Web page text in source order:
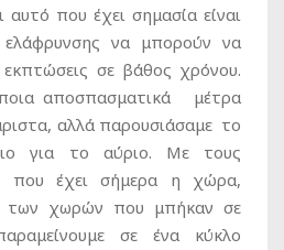
που έχει σημασία είναι
να μπορούν να
σε βάθος χρόνου.
αποσπασματικά μέτρα
αλλά παρουσιάσαμε το
για το αύριο. Με τους
που έχει σήμερα η χώρα,
των χωρών που μπήκαν σε
σε ένα κύκλο